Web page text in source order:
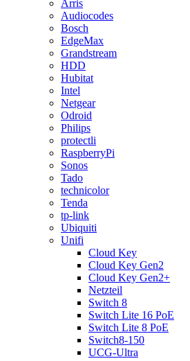
Arris
Audiocodes
Bosch
EdgeMax
Grandstream
HDD
Hubitat
Intel
Netgear
Odroid
Philips
protectli
RaspberryPi
Sonos
Tado
technicolor
Tenda
tp-link
Ubiquiti
Unifi
Cloud Key
Cloud Key Gen2
Cloud Key Gen2+
Netzteil
Switch 8
Switch Lite 16 PoE
Switch Lite 8 PoE
Switch8-150
UCG-Ultra